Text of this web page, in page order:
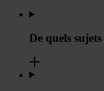
De quels